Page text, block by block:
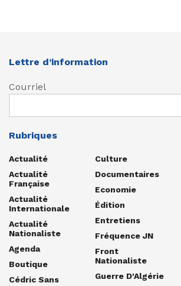
Lettre d’information
Courriel
Rubriques
Actualité
Actualité
Française
Actualité
Internationale
Actualité
Nationaliste
Agenda
Boutique
Cédric Sans
Culture
Documentaires
Economie
Édition
Entretiens
Fréquence JN
Front
Nationaliste
Guerre D'Algérie